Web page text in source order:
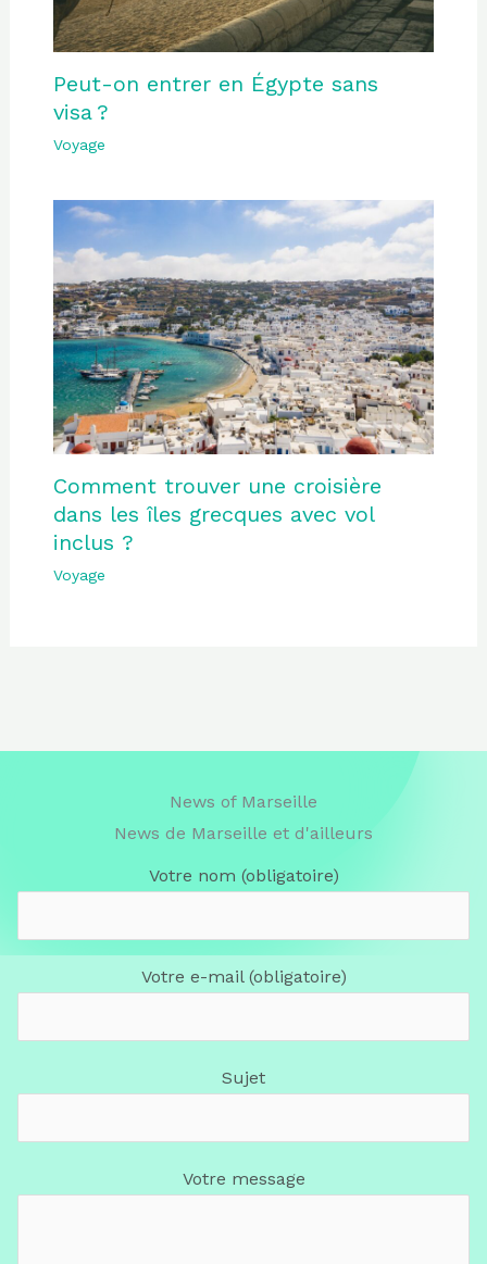
Peut-on entrer en Égypte sans
visa ?
Voyage
Comment trouver une croisière
dans les îles grecques avec vol
inclus ?
Voyage
News of Marseille
News de Marseille et d'ailleurs
Votre nom (obligatoire)
Votre e-mail (obligatoire)
Sujet
Votre message